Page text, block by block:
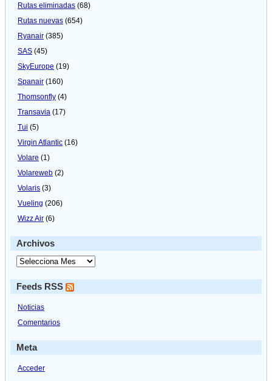
Rutas eliminadas (68)
Rutas nuevas (654)
Ryanair (385)
SAS (45)
SkyEurope (19)
Spanair (160)
Thomsonfly (4)
Transavia (17)
Tui (5)
Virgin Atlantic (16)
Volare (1)
Volareweb (2)
Volaris (3)
Vueling (206)
Wizz Air (6)
Archivos
Feeds RSS
Noticias
Comentarios
Meta
Acceder